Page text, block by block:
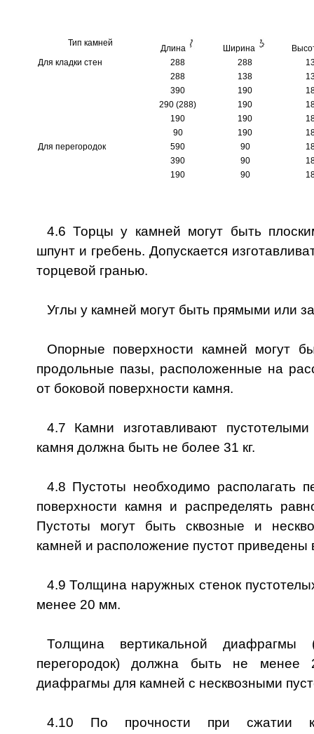
Тип камней
Длина Ширина
Для кладки стен
288 288
288
138
390
190
290 (288)
190
190
190
90
190
Для перегородок
590 90
390
90
190
90
4.6 Торцы у камней могут быть
шпунт и гребень. Допускается
торцевой гранью.
Углы у камней могут быть прямыми или
Опорные поверхности камней могут
продольные пазы, расположенные на
от боковой поверхности камня.
4.7 Камни изготавливают
камня должна быть не более 31 кг.
4.8 Пустоты необходимо располагать
поверхности камня и распределять
Пустоты могут быть сквозные и
камней и расположение пустот приведены
4.9 Толщина наружных стенок
менее 20 мм.
Толщина вертикальной диафрагмы
перегородок) должна быть не менее
диафрагмы для камней с несквозными
4.10 По прочности при сжатии